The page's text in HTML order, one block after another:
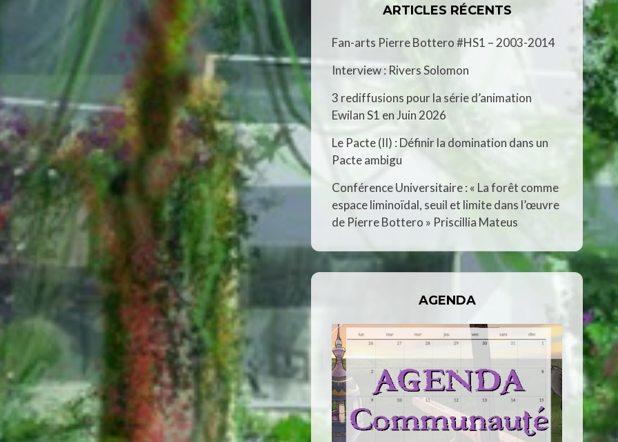
ARTICLES RÉCENTS
Fan-arts Pierre Bottero #HS1 – 2003-2014
Interview : Rivers Solomon
3 rediffusions pour la série d’animation
Ewilan S1 en Juin 2026
Le Pacte (II) : Définir la domination dans un
Pacte ambigu
Conférence Universitaire : « La forêt comme
espace liminoïdal, seuil et limite dans l’œuvre
de Pierre Bottero » Priscillia Mateus
AGENDA